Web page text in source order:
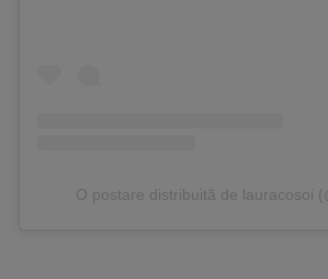
O postare distribuită de lauracosoi